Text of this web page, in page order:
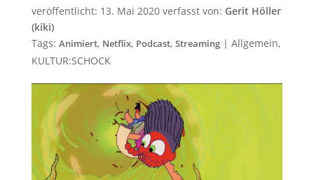
veröffentlicht: 13. Mai 2020verfasst von: Gerit Höller
(kiki)
Tags: Animiert, Netflix, Podcast, Streaming| Allgemein,
KULTUR:SCHOCK